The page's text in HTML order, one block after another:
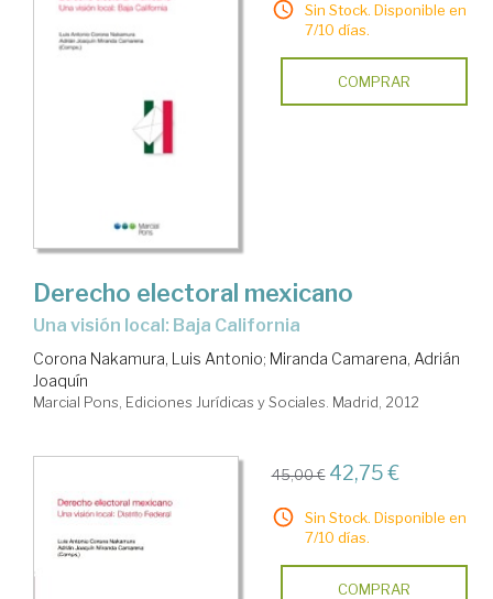
Sin Stock. Disponible en
7/10 días.
COMPRAR
Derecho electoral mexicano
Una visión local: Baja California
Corona Nakamura, Luis Antonio; Miranda Camarena, Adrián
Joaquín
Marcial Pons, Ediciones Jurídicas y Sociales. Madrid, 2012
45,00 € 42,75 €
Sin Stock. Disponible en
7/10 días.
COMPRAR